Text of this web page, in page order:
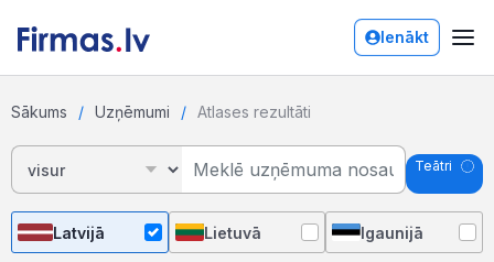
Ienākt
Sākums Uzņēmumi Atlases rezultāti
Teātri
Latvijā Lietuvā Igaunijā